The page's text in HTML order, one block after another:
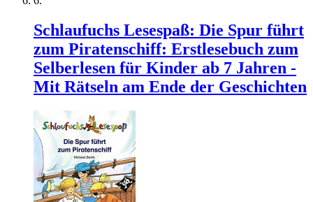
Schlaufuchs Lesespaß: Die Spur führt
zum Piratenschiff: Erstlesebuch zum
Selberlesen für Kinder ab 7 Jahren -
Mit Rätseln am Ende der Geschichten